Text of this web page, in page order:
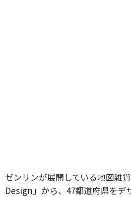
ゼンリンが展開している地図雑
Design」から、47都道府県をデ